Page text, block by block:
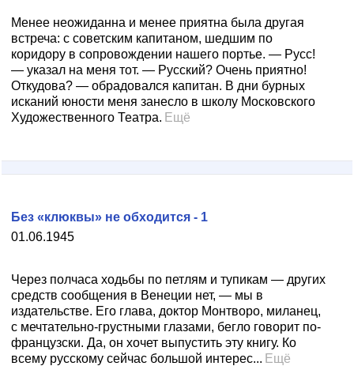
Менее неожиданна и менее приятна была другая
встреча: с советским капитаном, шедшим по
коридору в сопровождении нашего портье. — Русс!
— указал на меня тот. — Русский? Очень приятно!
Откудова? — обрадовался капитан. В дни бурных
исканий юности меня занесло в школу Московского
Художественного Театра. Ещё
01.06.1945
Без «клюквы» не обходится - 1
Через полчаса ходьбы по петлям и тупикам — других
средств сообщения в Венеции нет, — мы в
издательстве. Его глава, доктор Монтворо, миланец,
с мечтательно-грустными глазами, бегло говорит по-
французски. Да, он хочет выпустить эту книгу. Ко
всему русскому сейчас большой интерес... Ещё